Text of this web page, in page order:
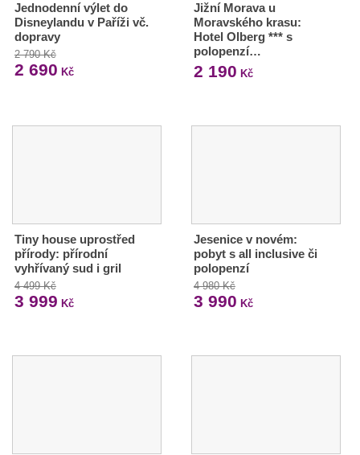
Jednodenní výlet do
Disneylandu v Paříži vč.
dopravy
2 790 Kč
2 690 Kč
Jižní Morava u
Moravského krasu:
Hotel Olberg *** s
polopenzí…
2 190 Kč
Tiny house uprostřed
přírody: přírodní
vyhřívaný sud i gril
4 499 Kč
3 999 Kč
Jesenice v novém:
pobyt s all inclusive či
polopenzí
4 980 Kč
3 990 Kč